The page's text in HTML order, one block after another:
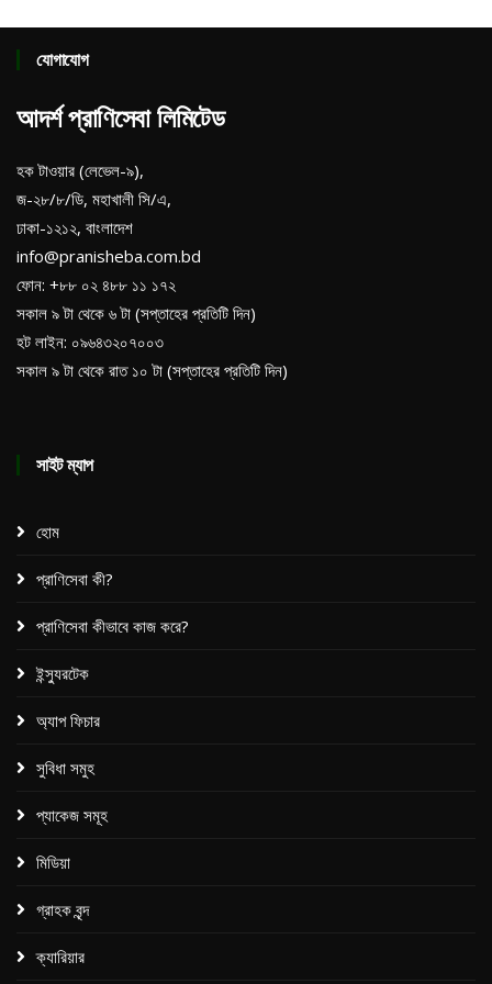
যোগাযোগ
আদর্শ প্রাণিসেবা লিমিটেড
হক টাওয়ার (লেভেল-৯),
জ-২৮/৮/ডি, মহাখালী সি/এ,
ঢাকা-১২১২, বাংলাদেশ
info@pranisheba.com.bd
ফোন: +৮৮ ০২ ৪৮৮ ১১ ১৭২
সকাল ৯ টা থেকে ৬ টা (সপ্তাহের প্রতিটি দিন)
হট লাইন: ০৯৬৪৩২০৭০০৩
সকাল ৯ টা থেকে রাত ১০ টা (সপ্তাহের প্রতিটি দিন)
সাইট ম্যাপ
হোম
প্রাণিসেবা কী?
প্রাণিসেবা কীভাবে কাজ করে?
ইন্স্যুরটেক
অ্যাপ ফিচার
সুবিধা সমুহ
প্যাকেজ সমূহ​
মিডিয়া
গ্রাহক বৃন্দ
ক্যারিয়ার